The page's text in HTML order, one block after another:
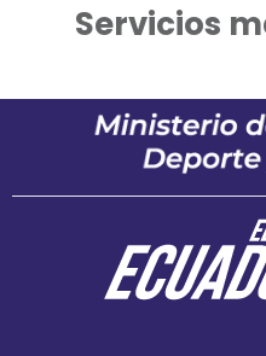
Servicios